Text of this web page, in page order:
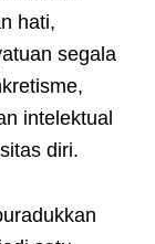
hati,
segala
intelektual
diri.